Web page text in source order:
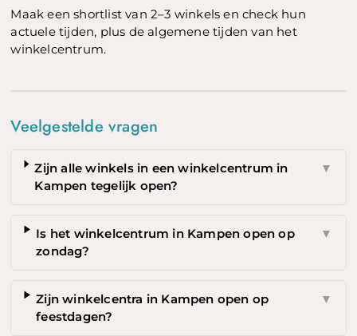
Maak een shortlist van 2–3 winkels en check hun
actuele tijden, plus de algemene tijden van het
winkelcentrum.
Veelgestelde vragen
Zijn alle winkels in een winkelcentrum in
Kampen tegelijk open?
▼
Is het winkelcentrum in Kampen open op
zondag?
▼
Zijn winkelcentra in Kampen open op
feestdagen?
▼